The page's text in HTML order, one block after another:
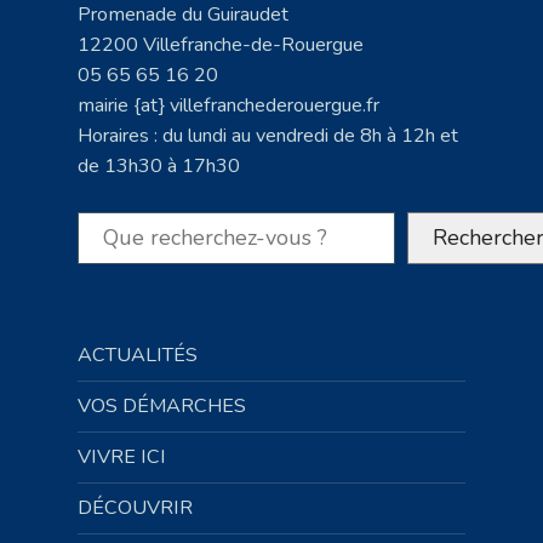
Promenade du Guiraudet
12200 Villefranche-de-Rouergue
05 65 65 16 20
mairie {at} villefranchederouergue.fr
Horaires : du lundi au vendredi de 8h à 12h et
de 13h30 à 17h30
Rechercher Rechercher
ACTUALITÉS
VOS DÉMARCHES
VIVRE ICI
DÉCOUVRIR